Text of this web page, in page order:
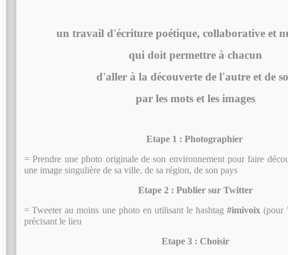
un travail d'écriture poétique, collaborative et
qui doit permettre à chacun
d'aller à la découverte de l'autre et de
par les mots et les images
Etape 1 : Photographier
= Prendre une photo originale de son environnement pour faire
une image singulière de sa ville, de sa région, de son pays
Etape 2 : Publier sur Twitter
= Tweeter au moins une photo en utilisant le hashtag#imivoix (pour
précisant le lieu
Etape 3 : Choisir